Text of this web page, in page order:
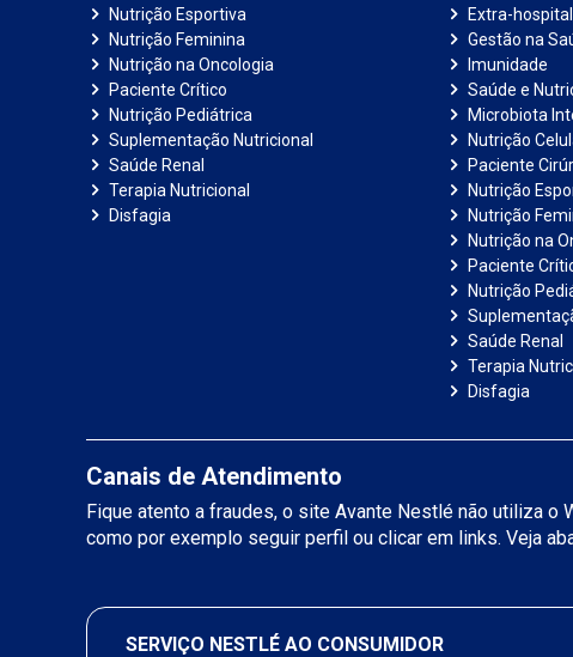
Nutrição Esportiva
Nutrição Feminina
Nutrição na Oncologia
Paciente Crítico
Nutrição Pediátrica
Suplementação Nutricional
Saúde Renal
Terapia Nutricional
Disfagia
Extra-
Gestão na
Imunidade
Saúde e
Microbiota
Nutrição
Paciente
Nutrição
Nutrição
Nutrição na
Paciente
Nutrição
Saúde Renal
Terapia
Disfagia
Canais de Atendimento
Fique atento a fraudes, o site Avante Nestlé não utiliza o
como por exemplo seguir perfil ou clicar em links. Veja
SERVIÇO NESTLÉ AO CONSUMIDOR